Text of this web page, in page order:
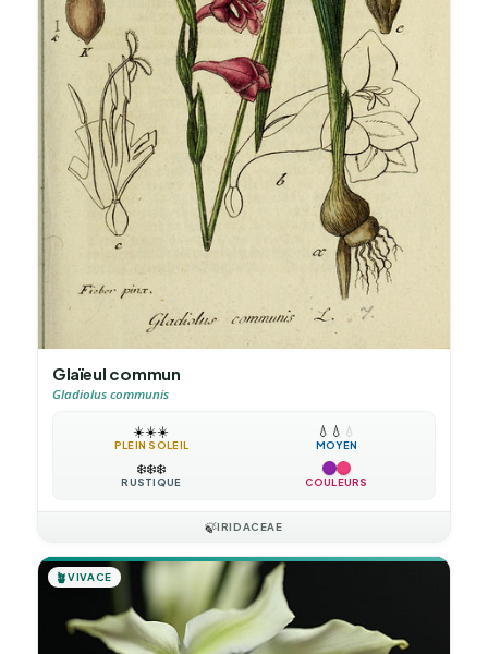
Glaïeul commun
Gladiolus communis
☀️☀️☀️
PLEIN SOLEIL
💧 💧 💧
MOYEN
❄️❄️❄️
RUSTIQUE COULEURS
🍃IRIDACEAE
🪴VIVACE